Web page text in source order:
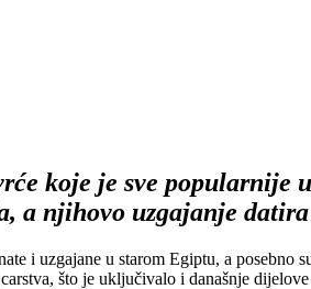
koje je sve
a njihovo uzgajanje
i uzgajane u starom Egiptu, a
što je uključivalo i današnje